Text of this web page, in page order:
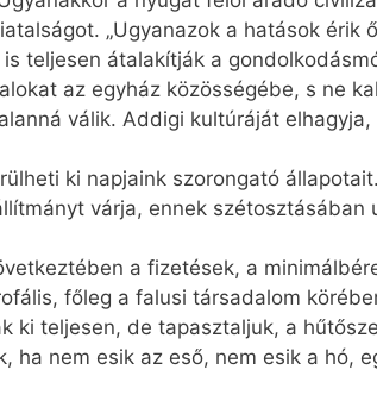
„Ugyanazok a hatások érik
teljesen átalakítják a
az egyház közösségébe, s ne
válik. Addigi kultúráját
ki napjaink szorongató
várja, ennek
a fizetések, a
főleg a falusi társadalom
ki teljesen, de tapasztaljuk, a
ha nem esik az eső, nem esik a hó,